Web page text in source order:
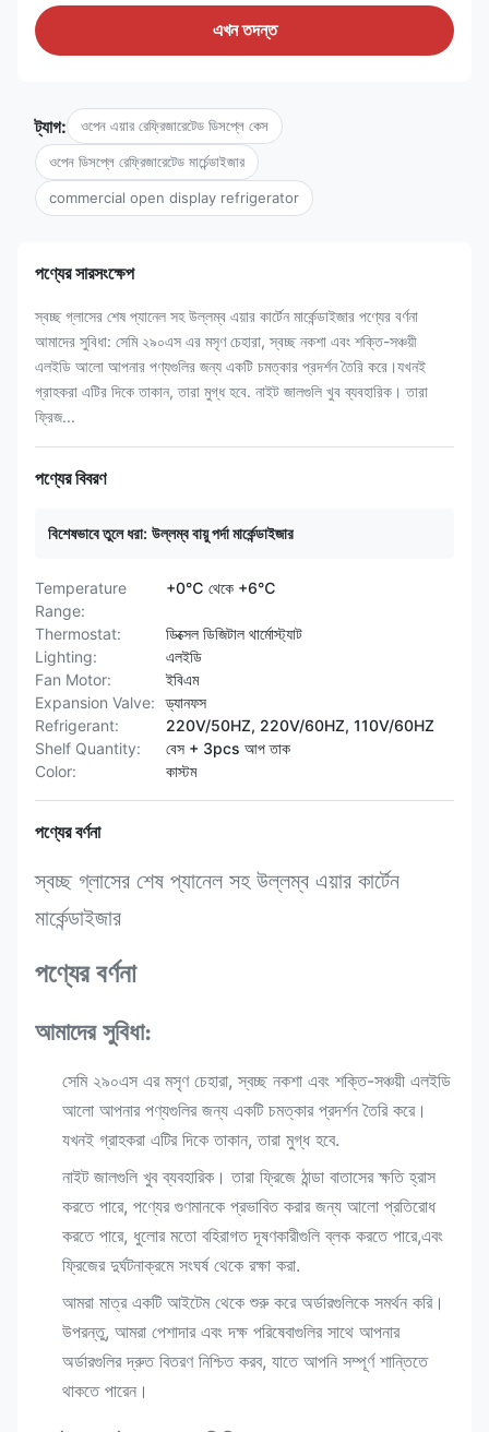
এখন তদন্ত
ট্যাগ: ওপেন এয়ার রেফ্রিজারেটেড ডিসপ্লে কেস
ওপেন ডিসপ্লে রেফ্রিজারেটেড মার্চেন্ডাইজার
commercial open display refrigerator
পণ্যের সারসংক্ষেপ
স্বচ্ছ গ্লাসের শেষ প্যানেল সহ উল্লম্ব এয়ার কার্টেন মার্কেন্ডাইজার পণ্যের বর্ণনা
আমাদের সুবিধা: সেমি ২৯০এস এর মসৃণ চেহারা, স্বচ্ছ নকশা এবং শক্তি-সঞ্চয়ী
এলইডি আলো আপনার পণ্যগুলির জন্য একটি চমত্কার প্রদর্শন তৈরি করে।যখনই
গ্রাহকরা এটির দিকে তাকান, তারা মুগ্ধ হবে. নাইট জালগুলি খুব ব্যবহারিক। তারা
ফ্রিজ...
পণ্যের বিবরণ
বিশেষভাবে তুলে ধরা: উল্লম্ব বায়ু পর্দা মার্কেন্ডাইজার
Temperature
Range:
+0℃ থেকে +6℃
Thermostat:
ডিক্সেল ডিজিটাল থার্মোস্ট্যাট
Lighting:
এলইডি
Fan Motor:
ইবিএম
Expansion Valve:
ড্যানফস
Refrigerant:
220V/50HZ, 220V/60HZ, 110V/60HZ
Shelf Quantity:
বেস + 3pcs আপ তাক
Color:
কাস্টম
পণ্যের বর্ণনা
স্বচ্ছ গ্লাসের শেষ প্যানেল সহ উল্লম্ব এয়ার কার্টেন
মার্কেন্ডাইজার
পণ্যের বর্ণনা
আমাদের সুবিধা:
সেমি ২৯০এস এর মসৃণ চেহারা, স্বচ্ছ নকশা এবং শক্তি-সঞ্চয়ী এলইডি
আলো আপনার পণ্যগুলির জন্য একটি চমত্কার প্রদর্শন তৈরি করে।
যখনই গ্রাহকরা এটির দিকে তাকান, তারা মুগ্ধ হবে.
নাইট জালগুলি খুব ব্যবহারিক। তারা ফ্রিজে ঠান্ডা বাতাসের ক্ষতি হ্রাস
করতে পারে, পণ্যের গুণমানকে প্রভাবিত করার জন্য আলো প্রতিরোধ
করতে পারে, ধুলোর মতো বহিরাগত দূষণকারীগুলি ব্লক করতে পারে,এবং
ফ্রিজের দুর্ঘটনাক্রমে সংঘর্ষ থেকে রক্ষা করা.
আমরা মাত্র একটি আইটেম থেকে শুরু করে অর্ডারগুলিকে সমর্থন করি।
উপরন্তু, আমরা পেশাদার এবং দক্ষ পরিষেবাগুলির সাথে আপনার
অর্ডারগুলির দ্রুত বিতরণ নিশ্চিত করব, যাতে আপনি সম্পূর্ণ শান্তিতে
থাকতে পারেন।